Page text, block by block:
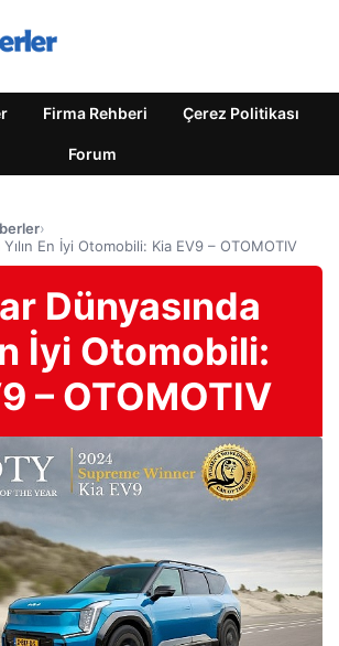
Firma Rehberi Çerez Politikası
Forum
›
Yılın En İyi Otomobili: Kia EV9 – OTOMOTIV
Dünyasında
İyi Otomobili:
– OTOMOTIV